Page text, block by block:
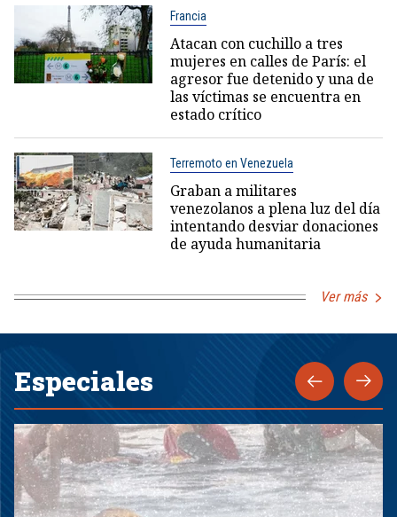
Francia
Atacan con cuchillo a tres
mujeres en calles de París: el
agresor fue detenido y una de
las víctimas se encuentra en
estado crítico
Terremoto en Venezuela
Graban a militares
venezolanos a plena luz del día
intentando desviar donaciones
de ayuda humanitaria
Ver más
Especiales